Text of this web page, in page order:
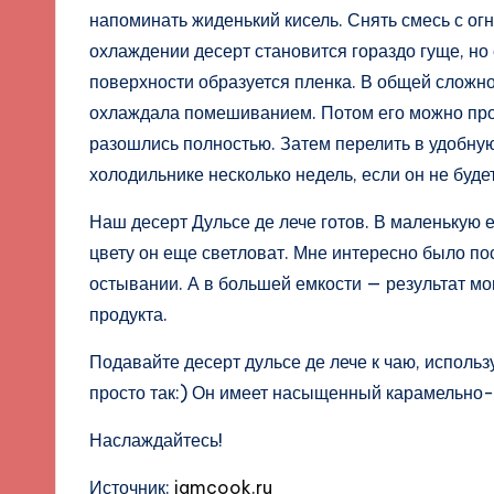
напоминать жиденький кисель. Снять смесь с
охлаждении десерт становится гораздо гуще,
поверхности образуется пленка. В общей
охлаждала помешиванием. Потом его можно
разошлись полностью. Затем перелить в
холодильнике несколько недель, если он не
Наш десерт Дульсе де лече готов. В маленькую
цвету он еще светловат. Мне интересно было
остывании. А в большей емкости — результат
продукта.
Подавайте десерт дульсе де лече к чаю,
просто так:) Он имеет насыщенный
Наслаждайтесь!
Источник: iamcook.ru